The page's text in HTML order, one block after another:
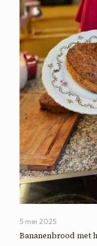
5 mei 2025
Bananenbrood met